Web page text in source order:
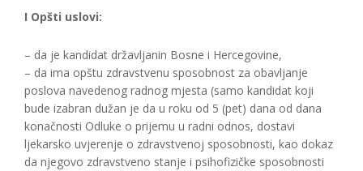
I Opšti uslovi:
– da je kandidat državljanin Bosne i Hercegovine,
– da ima opštu zdravstvenu sposobnost za obavljanje
poslova navedenog radnog mjesta (samo kandidat koji
bude izabran dužan je da u roku od 5 (pet) dana od dana
konačnosti Odluke o prijemu u radni odnos, dostavi
ljekarsko uvjerenje o zdravstvenoj sposobnosti, kao dokaz
da njegovo zdravstveno stanje i psihofizičke sposobnosti